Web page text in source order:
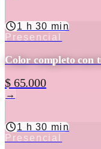
1 h 30 min
Presencial
Color completo con
$ 65.000
→
1 h 30 min
Presencial